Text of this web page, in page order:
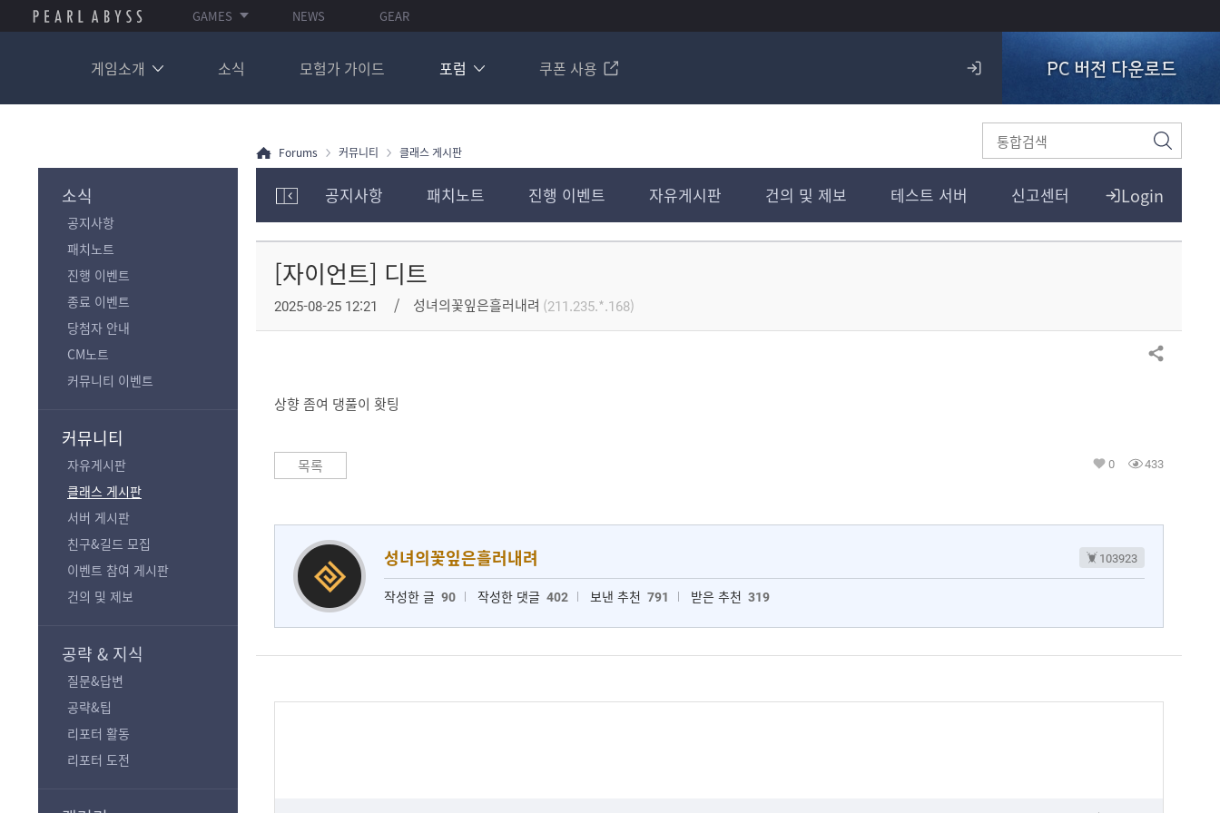
GAMES NEWS GEAR
게임소개 소식 모험가 가이드 포럼 쿠폰 사용
로
PC 버전 다운로드
소식
공지사항
패치노트
진행 이벤트
종료 이벤트
당첨자 안내
CM노트
커뮤니티 이벤트
커뮤니티
자유게시판
클래스 게시판
서버 게시판
친구&길드 모집
이벤트 참여 게시판
건의 및 제보
공략 & 지식
질문&답변
공략&팁
리포터 활동
리포터 도전
검
색
모
험
가
럼
테
고
보
Login
공지사항 패치노트 진행 이벤트 자유게시판 건의 및 제보 테스트 서버 신고센터
Forums 커뮤니티 클래스 게시판
[자이언트] 디트
2025-08-25 12:21 성녀의꽃잎은흘러내려 (211.235.*.168)
공유하기
상향 좀여 댕풀이 홧팅
목록 0 433
성녀의꽃잎은흘러내려 103923
작성한 글 90 작성한 댓글 402 보낸 추천 791 받은 추천 319